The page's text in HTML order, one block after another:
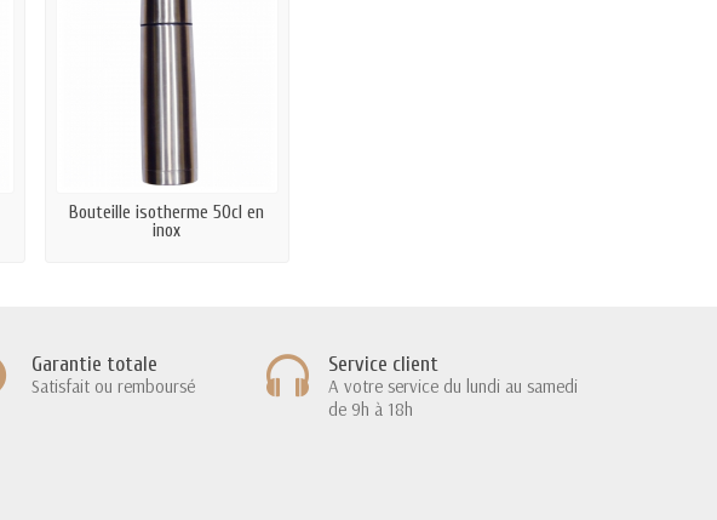
Bouteille isotherme 50cl en
inox
Garantie totale
Satisfait ou remboursé
Service client
A votre service du lundi au samedi
de 9h à 18h